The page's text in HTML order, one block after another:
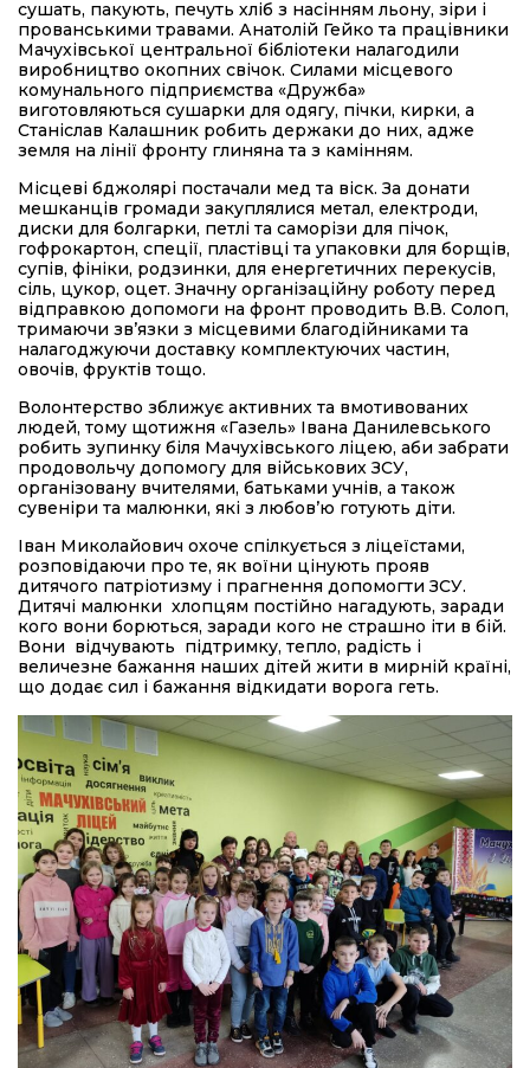
сушать, пакують, печуть хліб з насінням льону, зіри і
прованськими травами. Анатолій Гейко та працівники
Мачухівської центральної бібліотеки налагодили
виробництво окопних свічок. Силами місцевого
комунального підприємства «Дружба»
виготовляються сушарки для одягу, пічки, кирки, а
Станіслав Калашник робить держаки до них, адже
земля на лінії фронту глиняна та з камінням.
Місцеві бджолярі постачали мед та віск. За донати
мешканців громади закуплялися метал, електроди,
диски для болгарки, петлі та саморізи для пічок,
гофрокартон, спеції, пластівці та упаковки для борщів,
супів, фініки, родзинки, для енергетичних перекусів,
сіль, цукор, оцет. Значну організаційну роботу перед
відправкою допомоги на фронт проводить В.В. Солоп,
тримаючи зв’язки з місцевими благодійниками та
налагоджуючи доставку комплектуючих частин,
овочів, фруктів тощо.
Волонтерство зближує активних та вмотивованих
людей, тому щотижня «Газель» Івана Данилевського
робить зупинку біля Мачухівського ліцею, аби забрати
продовольчу допомогу для військових ЗСУ,
організовану вчителями, батьками учнів, а також
сувеніри та малюнки, які з любов’ю готують діти.
Іван Миколайович охоче спілкується з ліцеїстами,
розповідаючи про те, як воїни цінують прояв
дитячого патріотизму і прагнення допомогти ЗСУ.
Дитячі малюнки хлопцям постійно нагадують, заради
кого вони борються, заради кого не страшно іти в бій.
Вони відчувають підтримку, тепло, радість і
величезне бажання наших дітей жити в мирній країні,
що додає сил і бажання відкидати ворога геть.